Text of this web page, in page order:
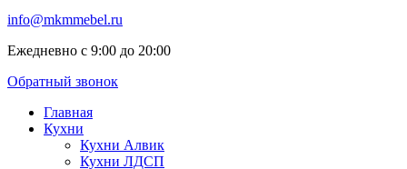
info@mkmmebel.ru
Ежедневно с 9:00 до 20:00
Обратный звонок
Главная
Кухни
Кухни Алвик
Кухни ЛДСП